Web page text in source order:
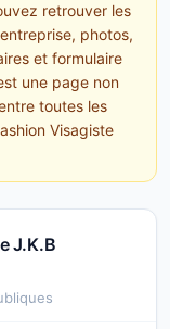
retrouver les
photos,
et formulaire
une page non
toutes les
Visagiste
J.K.B